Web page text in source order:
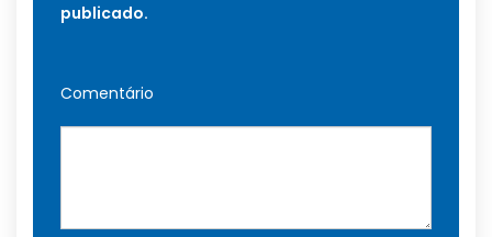
publicado.
Comentário